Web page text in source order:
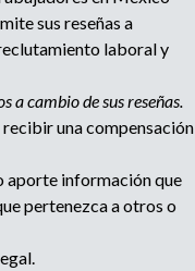
sus reseñas a
laboral y
a cambio de sus reseñas.
recibir una compensación
aporte información que
pertenezca a otros o